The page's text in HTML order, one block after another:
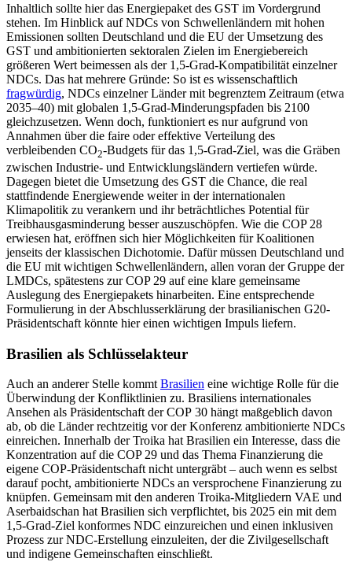
Inhaltlich sollte hier das Energiepaket des GST im Vordergrund
stehen. Im Hin­blick auf NDCs von Schwellenländern mit hohen
Emissionen sollten Deutschland und die EU der Umsetzung des
GST und ambi­tionierten sektoralen Zielen im Energie­bereich
größeren Wert beimessen als der 1,5-Grad-Kompatibilität einzelner
NDCs. Das hat mehrere Gründe: So ist es wissenschaftlich
fragwürdig, NDCs ein­zelner Länder mit begrenztem Zeitraum (etwa
2035–40) mit globalen 1,5-Grad-Minde­rungspfaden bis 2100
gleichzusetzen. Wenn doch, funktioniert es nur aufgrund von
Annahmen über die faire oder effektive Verteilung des
verbleibenden CO2-Budgets für das 1,5-Grad-Ziel, was die Gräben
zwi­schen Industrie- und Entwicklungsländern vertiefen würde.
Dagegen bietet die Umset­zung des GST die Chance, die real
stattfindende Energiewende weiter in der inter­nationalen
Klimapolitik zu verankern und ihr beträchtliches Potential für
Treibhausgasminderung besser auszuschöpfen. Wie die COP 28
erwiesen hat, eröffnen sich hier Möglichkeiten für Koalitionen
jenseits der klassischen Dicho­tomie. Dafür müssen Deutschland und
die EU mit wichtigen Schwellenländern, allen voran der Gruppe der
LMDCs, spätestens zur COP 29 auf eine klare gemeinsame
Auslegung des Energiepakets hinarbeiten. Eine entsprechende
Formulierung in der Abschlusserklärung der brasilianischen G20-
Präsidentschaft könnte hier einen wich­tigen Impuls liefern.
Brasilien als Schlüsselakteur
Auch an anderer Stelle kommtBrasilien eine wichtige Rolle für die
Überwindung der Konfliktlinien zu. Brasiliens inter­nationales
Ansehen als Präsidentschaft der COP 30 hängt maßgeblich davon
ab, ob die Länder rechtzeitig vor der Konferenz ambitionierte NDCs
einreichen. Innerhalb der Troika hat Brasilien ein Interesse, dass die
Konzentration auf die COP 29 und das Thema Finan­zierung die
eigene COP-Präsidentschaft nicht unter­gräbt – auch wenn es selbst
darauf pocht, ambitionierte NDCs an versprochene Finan­zierung zu
knüpfen. Gemeinsam mit den anderen Troika-Mitgliedern VAE und
Aser­baidschan hat Brasilien sich verpflichtet, bis 2025 ein mit dem
1,5-Grad-Ziel konfor­mes NDC ein­zureichen und einen inklusiven
Prozess zur NDC-Erstellung einzuleiten, der die Zivil­gesellschaft
und indigene Gemeinschaften einschließt.